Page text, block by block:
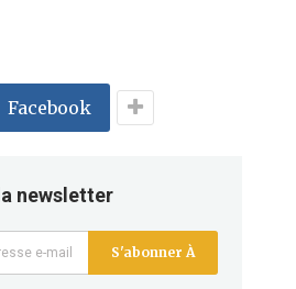
Facebook
newsletter
S'abonner À